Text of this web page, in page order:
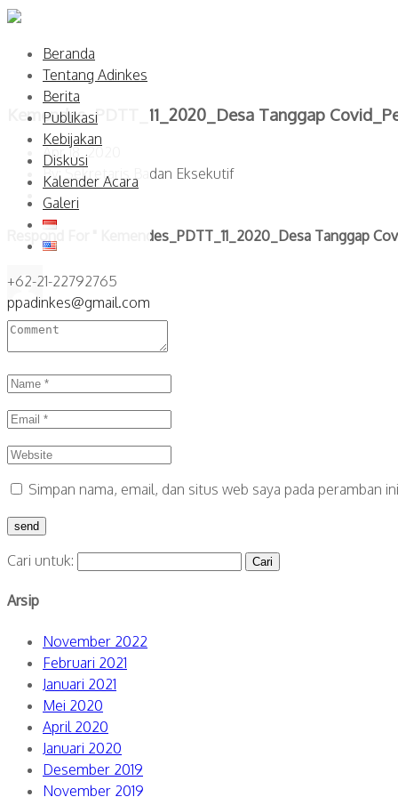
Beranda
Tentang Adinkes
Berita
Publikasi
Kebijakan
Diskusi
Kalender Acara
Galeri
+62-21-22792765
ppadinkes@gmail.com
Kemendes_PDTT_11_2020_Desa Tanggap
Apr 18, 2020
By: Sekretaris Badan Eksekutif
Respond For " Kemendes_PDTT_11_2020_Desa Tanggap
Simpan nama, email, dan situs web saya pada peramban
Cari untuk:
Arsip
November 2022
Februari 2021
Januari 2021
Mei 2020
April 2020
Januari 2020
Desember 2019
November 2019